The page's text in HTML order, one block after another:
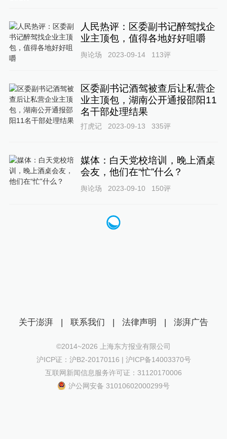
人民热评：区委副书记醉驾找企
业主顶包，值得各地好好咀嚼
舆论场 2023-09-14 113评
区委副书记酒驾被查后让私营企
业主顶包，湖南公开通报邵阳11
名干部处理结果
打虎记 2023-09-13 335评
媒体：白天党校培训，晚上酒桌
会友，他们在“忙”什么？
舆论场 2023-09-10 150评
关于澎湃 | 联系我们 | 法律声明 | 澎湃广告
©2014~2026 上海东方报业有限公司
沪ICP证：沪B2-20170116 | 沪ICP备14003370号
互联网新闻信息服务许可证：31120170006
沪公网安备 31010602000299号